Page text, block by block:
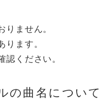
ません。
ます。
ください。
の曲名について